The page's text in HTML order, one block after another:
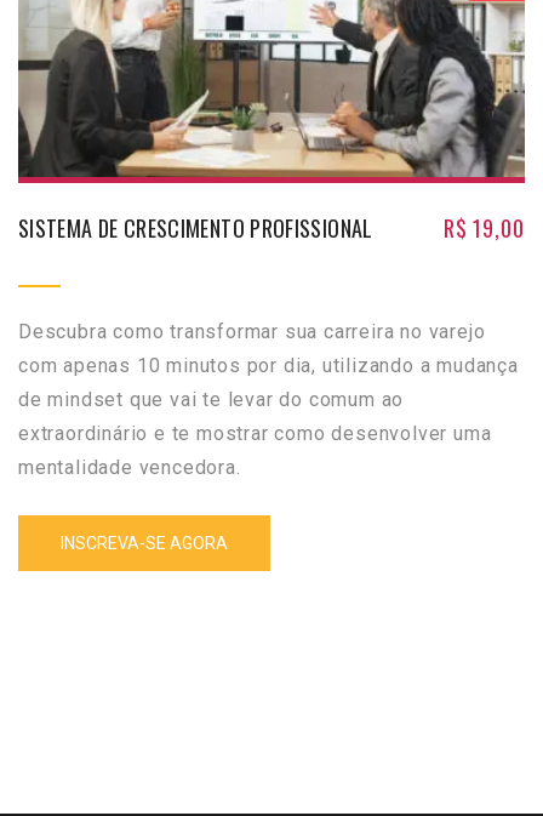
SISTEMA DE CRESCIMENTO PROFISSIONAL R$ 19,00
Descubra como transformar sua carreira no varejo
com apenas 10 minutos por dia, utilizando a mudança
de mindset que vai te levar do comum ao
extraordinário e te mostrar como desenvolver uma
mentalidade vencedora.
INSCREVA-SE AGORA